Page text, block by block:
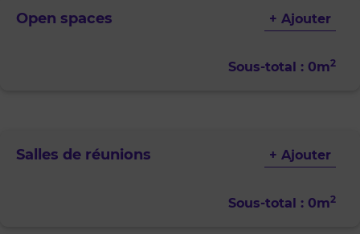
Open spaces + Ajouter
Sous-total : 0m2
Salles de réunions + Ajouter
Sous-total : 0m2